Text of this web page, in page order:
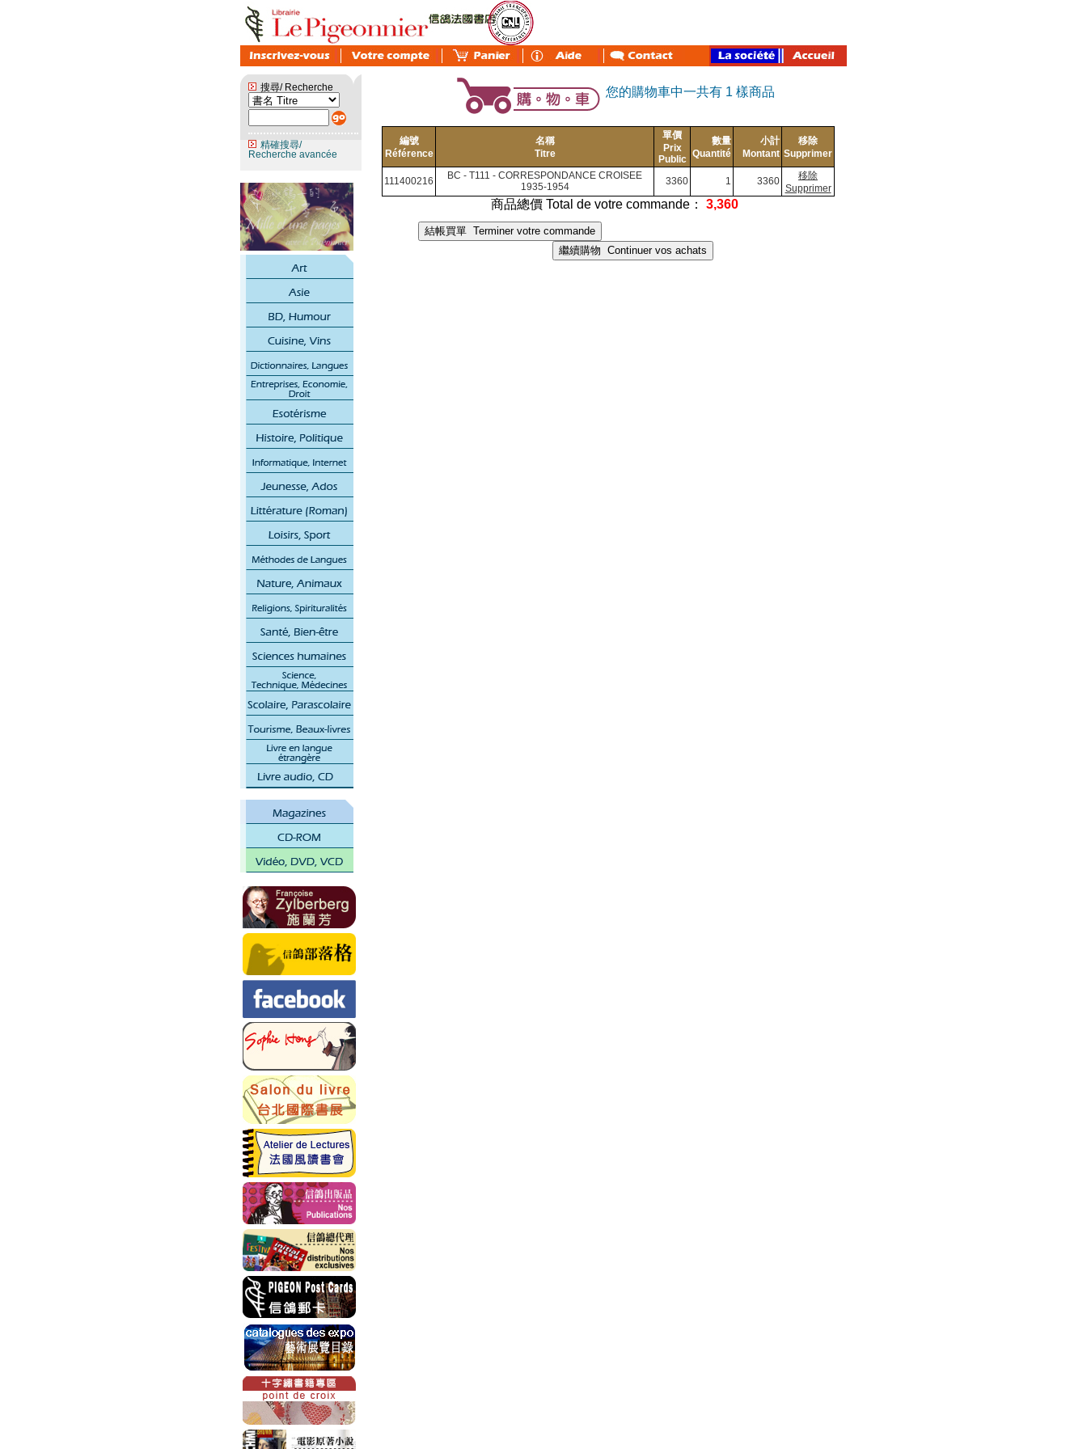
搜尋/ Recherche
精確搜尋/
Recherche avancée
您的購物車中一共有 1 樣商品
編號
Référence
名稱
Titre
單價
Prix
Public
數量
Quantité
小計
Montant
移除
Supprimer
111400216
BC - T111 - CORRESPONDANCE CROISEE
1935-1954
3360 1 3360
移除
Supprimer
商品總價 Total de votre commande： 3,360